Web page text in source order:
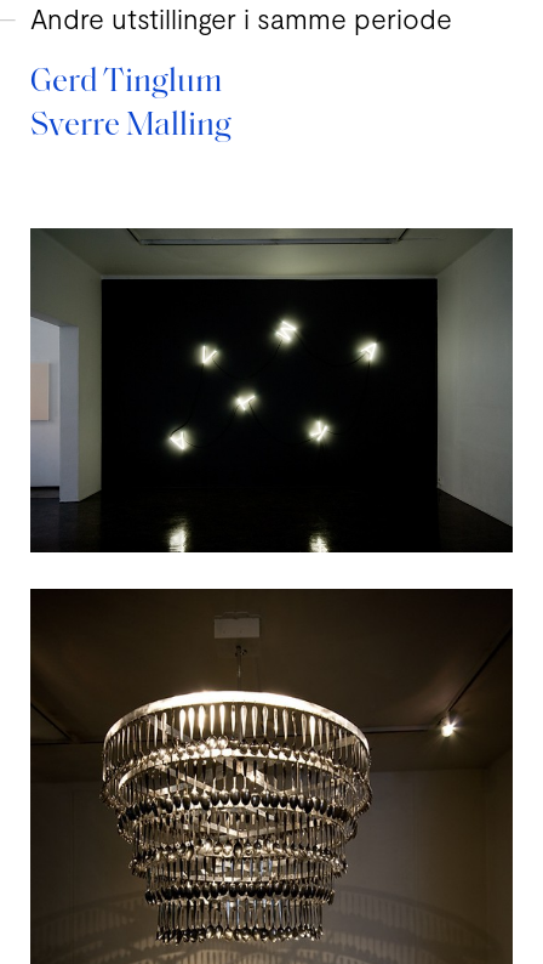
Andre utstillinger i samme periode
Gerd Tinglum
Sverre Malling